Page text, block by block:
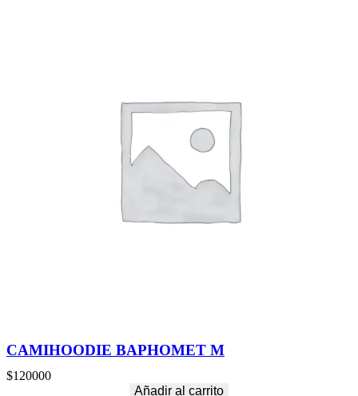
CAMIHOODIE BAPHOMET M
$120000
Añadir al carrito